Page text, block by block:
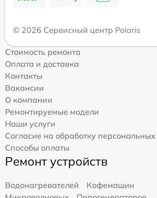
© 2026 Сервисный центр Polaris
Стоимость ремонта
Оплата и доставка
Контакты
Вакансии
О компании
Ремонтируемые модели
Наши услуги
Согласие на обработку
Способы оплаты
Ремонт устройств
Водонагревателей
Кофемашин